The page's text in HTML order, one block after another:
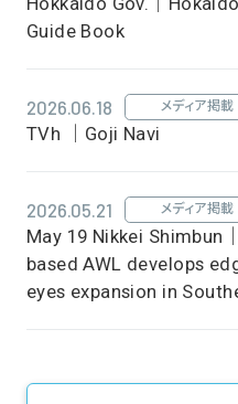
Guide Book
2026.06.18 メディア掲載
TVh ｜Goji Navi
2026.05.21 メディア掲載
May 19 Nikkei Shimbun
based AWL develops
eyes expansion in